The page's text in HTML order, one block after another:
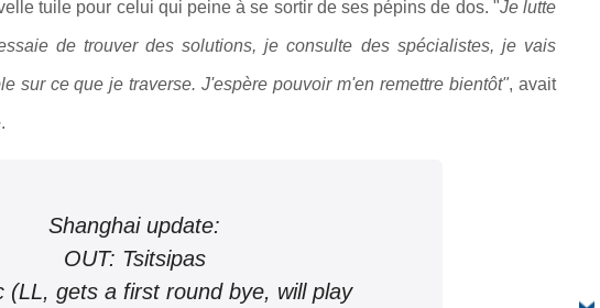
tuile pour celui qui peine à se sortir de ses pépins de dos. "Je lutte
de trouver des solutions, je consulte des spécialistes, je vais
sur ce que je traverse. J'espère pouvoir m'en remettre bientôt", avait
.
Shanghai update:
OUT: Tsitsipas
(LL, gets a first round bye, will play